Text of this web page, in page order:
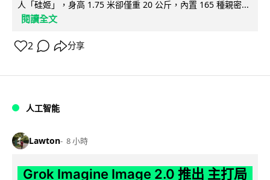
人「硅姬」，身高 1.75 米卻僅重 20 公斤，內置 165 種親密...
閱讀全文
2 分享
人工智能
Lawton 8 小時
Grok Imagine Image 2.0 推出 主打局